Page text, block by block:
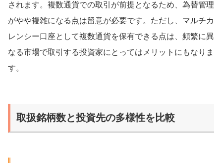
されます。複数通貨での取引が前提となるため、為替管理
がやや複雑になる点は留意が必要です。ただし、マルチカ
レンシー口座として複数通貨を保有できる点は、頻繁に異
なる市場で取引する投資家にとってはメリットにもなりま
す。
取扱銘柄数と投資先の多様性を比較